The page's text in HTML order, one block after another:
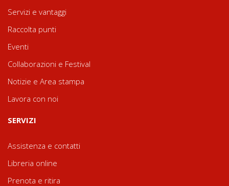
Servizi e vantaggi
Raccolta punti
Eventi
Collaborazioni e Festival
Notizie e Area stampa
Lavora con noi
SERVIZI
Assistenza e contatti
Libreria online
Prenota e ritira